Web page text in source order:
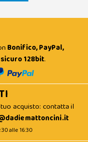
Bonifico, PayPal,
128bit.
acquisto: contatta il
alle 16:30